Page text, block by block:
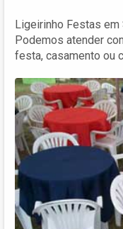
Ligeirinho Festas em
Podemos atender
festa, casamento ou